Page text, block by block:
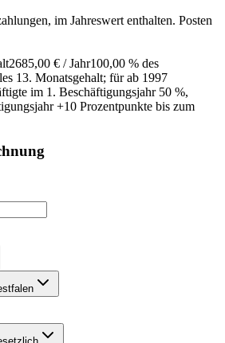
im Jahreswert enthalten. Posten
2685,00 € / Jahr100,00 % des
13. Monatsgehalt; für ab 1997
im 1. Beschäftigungsjahr 50 %,
+10 Prozentpunkte bis zum